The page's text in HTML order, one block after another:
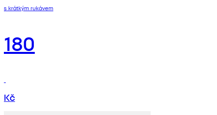
s krátkým rukávem
180
Kč